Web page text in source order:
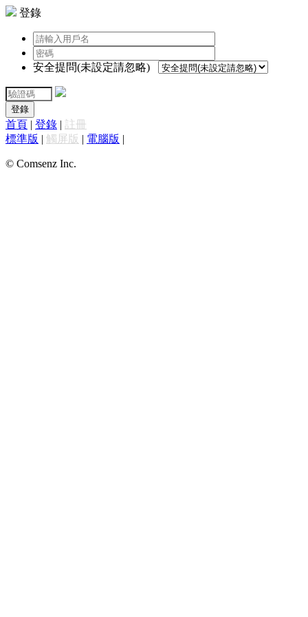
登錄
安全提問(未設定請忽略)
登錄
首頁 | 登錄 | 註冊
標準版 | 觸屏版 | 電腦版 |
© Comsenz Inc.